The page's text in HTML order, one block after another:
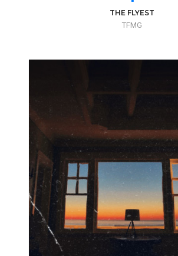
THE FLYEST
TFMG